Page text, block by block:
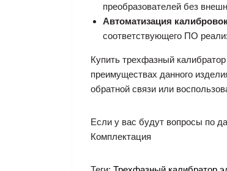
преобразователей без
Автоматизация
соответствующего ПО
Купить трехфазный
преимуществах данного
обратной связи или
Если у вас будут вопросы по
Комплектация